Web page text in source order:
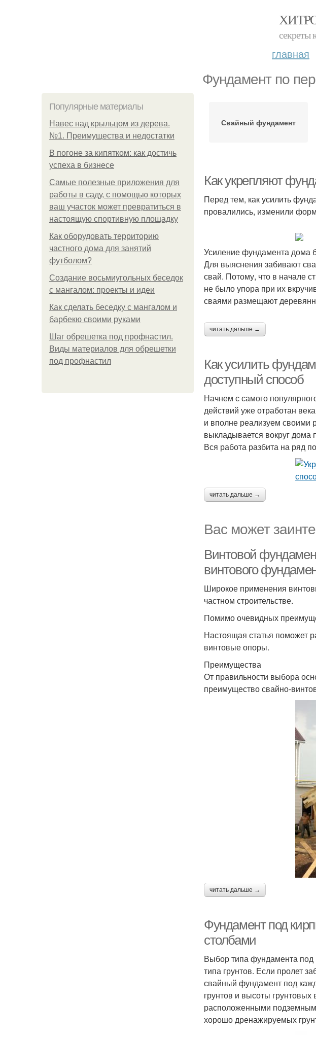
секреты
главная
Фундамент по
Популярные материалы
Навес над крыльцом из дерева.
№1. Преимущества и недостатки
В погоне за кипятком: как достичь
успеха в бизнесе
Самые полезные приложения для
работы в саду, с помощью которых
ваш участок может превратиться в
настоящую спортивную площадку
Как оборудовать территорию
частного дома для занятий
футболом?
Создание восьмиугольных беседок
с мангалом: проекты и идеи
Как сделать беседку с мангалом и
барбекю своими руками
Шаг обрешетка под профнастил.
Виды материалов для обрешетки
под профнастил
Свайный фундамент
Как укрепляют
Перед тем, как усилить
провалились, изменили
Усиление фундамента дома
Для выяснения забивают
свай. Потому, что в начале
не было упора при их
сваями размещают
читать дальше →
Как усилить
доступный способ
Начнем с самого
действий уже отработан
и вполне реализуем своими
выкладывается вокруг дома
Вся работа разбита на ряд
читать дальше →
Вас может
Винтовой
винтового
Широкое применения
частном строительстве.
Помимо очевидных
Настоящая статья поможет
винтовые опоры.
Преимущества
От правильности выбора
преимущество свайно-
читать дальше →
Фундамент под
столбами
Выбор типа фундамента под
типа грунтов. Если пролет
свайный фундамент под
грунтов и высоты
расположенными
хорошо дренажируемых